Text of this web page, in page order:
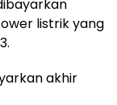
listrik yang
akhir